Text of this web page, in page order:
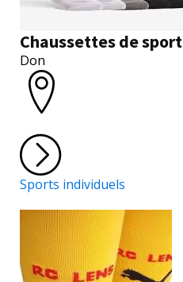
Chaussettes de sport
Don
Sports individuels